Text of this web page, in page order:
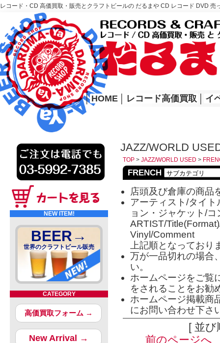
レコード・CD 高価買取・販売とクラフトビールの だるまや CD レコード DVD
レコード高価買取はこちら
HOME
│ HOME レコード高価買取 イ
NEW ITEM!
BEER→
世界のクラフトビール販売
CATEGORY
高価買取フォーム →
New Arrival →
JAZZ/WORLD
TOP > JAZZ/WORLD USED >
FRENCH
店頭及び倉庫の商品
アーティスト/タイ
ョン・ジャケット/
ARTIST/
Vinyl/Comment
上記順となっており
万が一品切れの場合
い。
ホームページをご覧
をされることをお勧
ホームページ掲載商
にお問い合わせ下さ
[ 並
前のページへ